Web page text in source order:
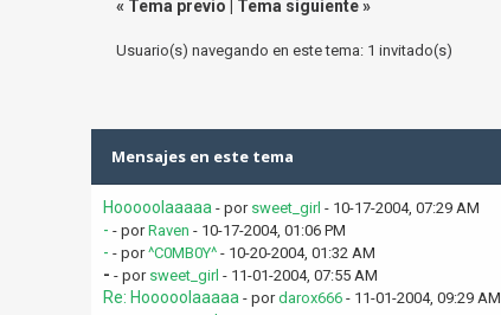
« Tema previo Tema siguiente»
Usuario(s) navegando en este tema: 1 invitado(s)
Mensajes en este tema
Hooooolaaaaa - por sweet_girl - 10-17-2004, 07:29 AM
- - porRaven - 10-17-2004, 01:06 PM
- - por^C0MB0Y^- 10-20-2004, 01:32 AM
- - por sweet_girl - 11-01-2004, 07:55 AM
Re: Hooooolaaaaa - pordarox666- 11-01-2004, 09:29 AM